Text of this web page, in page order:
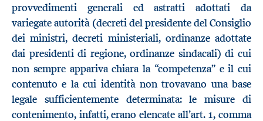
provvedimenti generali ed astratti adottati da
variegate autorità (decreti del presidente del Consiglio
dei ministri, decreti ministeriali, ordinanze adottate
dai presidenti di regione, ordinanze sindacali) di cui
non sempre appariva chiara la “competenza” e il cui
contenuto e la cui identità non trovavano una base
legale sufficientemente determinata: le misure di
contenimento, infatti, erano elencate all’art. 1, comma